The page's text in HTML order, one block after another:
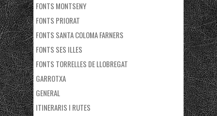
FONTS MONTSENY
FONTS PRIORAT
FONTS SANTA COLOMA FARNERS
FONTS SES ILLES
FONTS TORRELLES DE LLOBREGAT
GARROTXA
GENERAL
ITINERARIS I RUTES